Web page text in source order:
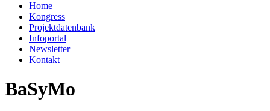
Home
Kongress
Projektdatenbank
Infoportal
Newsletter
Kontakt
BaSyMo